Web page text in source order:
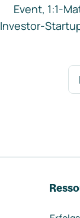
Event, 1:1-
Investor-